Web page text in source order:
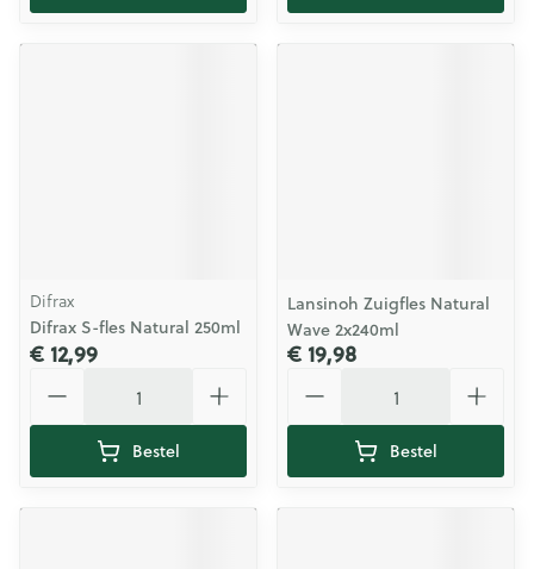
Difrax
Difrax S-fles Natural 250ml
€ 12,99
Bestel
Lansinoh Zuigfles Natural
Wave 2x240ml
€ 19,98
Bestel